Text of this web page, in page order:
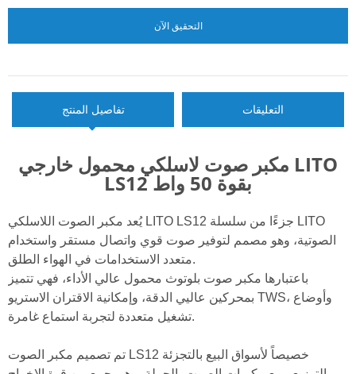
التحقيق الآن
تفاصيل المنتج التعليقات
مكبر صوت لاسلكي محمول خارجي LITO
LS12 بقوة 50 واط
يُعد مكبر الصوت اللاسلكي LITO LS12 جزءًا من سلسلة LITO
الصوتية، وهو مصمم لتوفير صوت قوي واتصال مستقر واستخدام
متعدد الاستخدامات في الهواء الطلق.
باعتبارها مكبر صوت بلوتوث محمول عالي الأداء، فهي تتميز
بمحركين عاليي الدقة، وإمكانية الاقتران الاستريو TWS، وأوضاع
تشغيل متعددة لتجربة استماع غامرة.
تم تصميم مكبر الصوت LS12 خصيصاً لأسواق البيع بالتجزئة